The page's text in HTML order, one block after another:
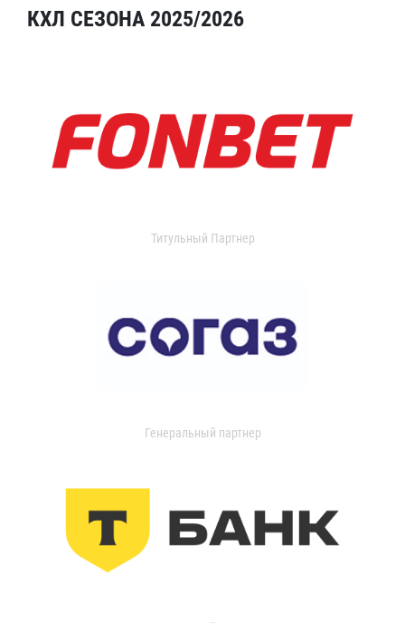
КХЛ СЕЗОНА 2025/2026
Титульный Партнер
Генеральный партнер